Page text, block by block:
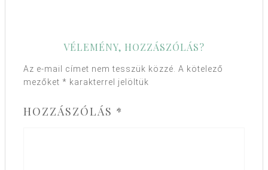
VÉLEMÉNY, HOZZÁSZÓLÁS?
Az e-mail címet nem tesszük közzé. A kötelező
mezőket * karakterrel jelöltük
HOZZÁSZÓLÁS *